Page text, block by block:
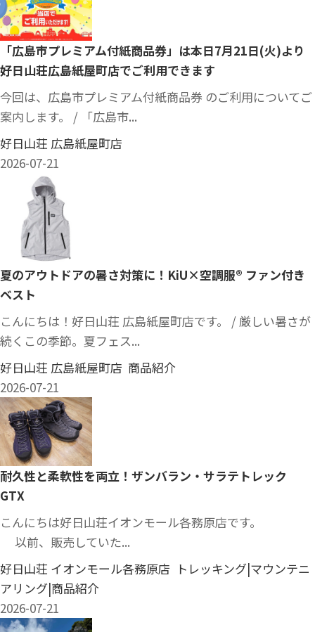
「広島市プレミアム付紙商品券」は本日7月21日(火)より
好日山荘広島紙屋町店でご利用できます
今回は、広島市プレミアム付紙商品券 のご利用についてご
案内します。 / 「広島市...
好日山荘 広島紙屋町店
2026-07-21
夏のアウトドアの暑さ対策に！KiU×空調服® ファン付き
ベスト
こんにちは！好日山荘 広島紙屋町店です。 / 厳しい暑さが
続くこの季節。夏フェス...
好日山荘 広島紙屋町店 商品紹介
2026-07-21
耐久性と柔軟性を両立！ザンバラン・サラテトレック
GTX
こんにちは好日山荘イオンモール各務原店です。
以前、販売していた...
好日山荘 イオンモール各務原店 トレッキング|マウンテニ
アリング|商品紹介
2026-07-21